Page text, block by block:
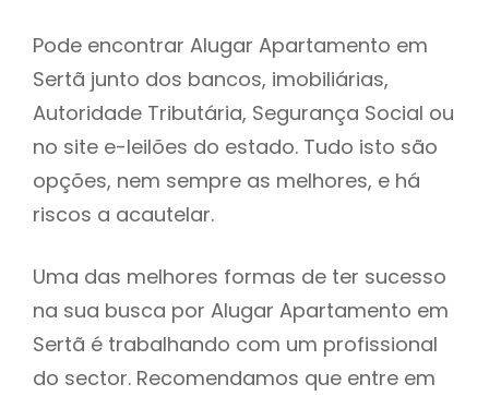
Pode encontrar Alugar Apartamento em
Sertã junto dos bancos, imobiliárias,
Autoridade Tributária, Segurança Social ou
no site e-leilões do estado. Tudo isto são
opções, nem sempre as melhores, e há
riscos a acautelar.
Uma das melhores formas de ter sucesso
na sua busca por Alugar Apartamento em
Sertã é trabalhando com um profissional
do sector. Recomendamos que entre em